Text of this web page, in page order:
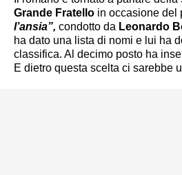
Grande Fratello in occasione del
l’ansia”, condotto da Leonardo
ha dato una lista di nomi e lui ha
classifica. Al decimo posto ha
E dietro questa scelta ci sarebbe